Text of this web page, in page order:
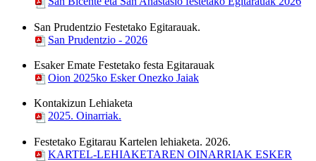
San Prudentzio Festetako Egitarauak.
San Prudentzio - 2026
Esaker Emate Festetako festa Egitarauak
Oion 2025ko Esker Onezko Jaiak
Kontakizun Lehiaketa
2025. Oinarriak.
Festetako Egitarau Kartelen lehiaketa. 2026.
KARTEL-LEHIAKETAREN OINARRIAK ESKER